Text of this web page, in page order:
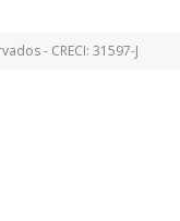
- CRECI: 31597-J